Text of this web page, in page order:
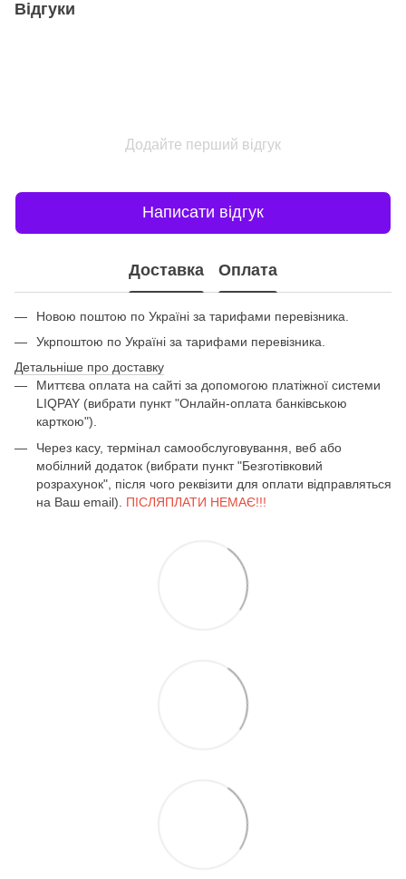
Відгуки
Додайте перший відгук
Написати відгук
Доставка Оплата
Новою поштою по Україні за тарифами перевізника.
Укрпоштою по Україні за тарифами перевізника.
Детальніше про доставку
Миттєва оплата на сайті за допомогою платіжної системи
LIQPAY (вибрати пункт "Онлайн-оплата банківською
карткою").
Через касу, термінал самообслуговування, веб або
мобілний додаток (вибрати пункт "Безготівковий
розрахунок", після чого реквізити для оплати відправляться
на Ваш email). ПІСЛЯПЛАТИ НЕМАЄ!!!